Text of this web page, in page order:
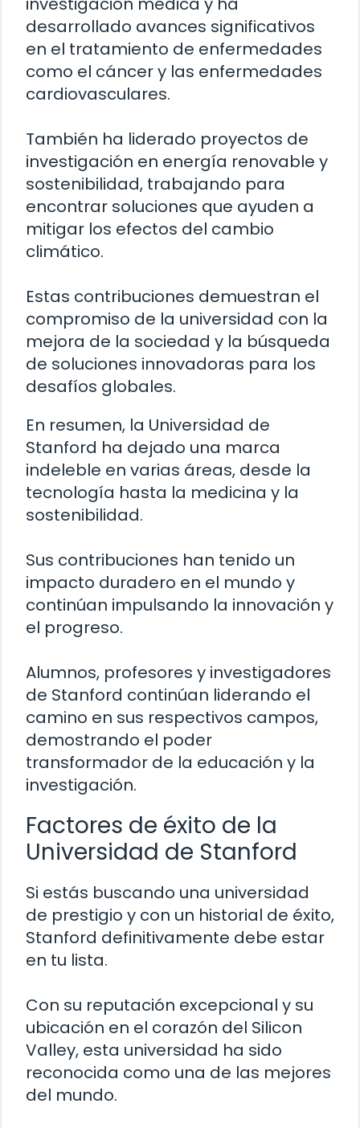
desarrollado avances significativos
en el tratamiento de enfermedades
como el cáncer y las enfermedades
cardiovasculares.
También ha liderado proyectos de
investigación en energía renovable y
sostenibilidad, trabajando para
encontrar soluciones que ayuden a
mitigar los efectos del cambio
climático.
Estas contribuciones demuestran el
compromiso de la universidad con la
mejora de la sociedad y la búsqueda
de soluciones innovadoras para los
desafíos globales.
En resumen, la Universidad de
Stanford ha dejado una marca
indeleble en varias áreas, desde la
tecnología hasta la medicina y la
sostenibilidad.
Sus contribuciones han tenido un
impacto duradero en el mundo y
continúan impulsando la innovación y
el progreso.
Alumnos, profesores y investigadores
de Stanford continúan liderando el
camino en sus respectivos campos,
demostrando el poder
transformador de la educación y la
investigación.
Factores de éxito de la
Universidad de Stanford
Si estás buscando una universidad
de prestigio y con un historial de éxito,
Stanford definitivamente debe estar
en tu lista.
Con su reputación excepcional y su
ubicación en el corazón del Silicon
Valley, esta universidad ha sido
reconocida como una de las mejores
del mundo.